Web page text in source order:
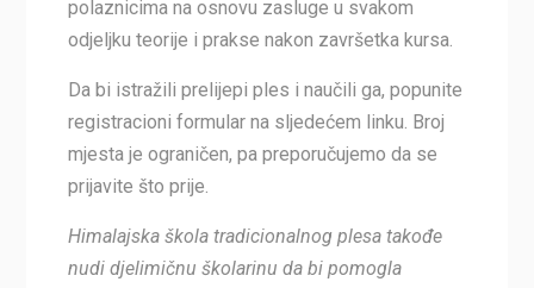
polaznicima na osnovu zasluge u svakom
odjeljku teorije i prakse nakon završetka kursa.
Da bi istražili prelijepi ples i naučili ga, popunite
registracioni formular na sljedećem linku. Broj
mjesta je ograničen, pa preporučujemo da se
prijavite što prije.
Himalajska škola tradicionalnog plesa takođe
nudi djelimičnu školarinu da bi pomogla